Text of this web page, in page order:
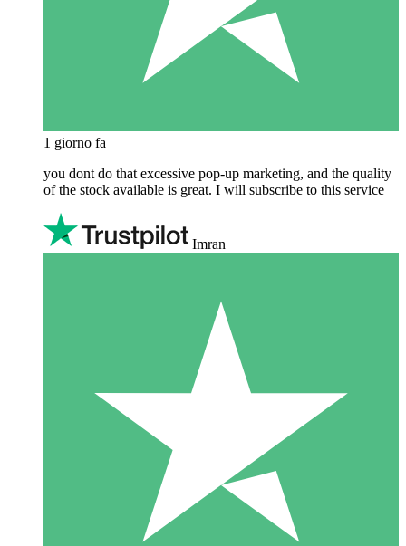
1 giorno fa
you dont do that excessive pop-up marketing, and the quality
of the stock available is great. I will subscribe to this service
Imran